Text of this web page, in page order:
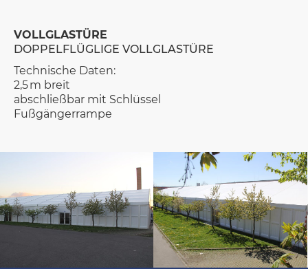
VOLLGLASTÜRE
DOPPELFLÜGLIGE VOLLGLASTÜRE
Technische Daten:
2,5 m breit
abschließbar mit Schlüssel
Fußgängerrampe